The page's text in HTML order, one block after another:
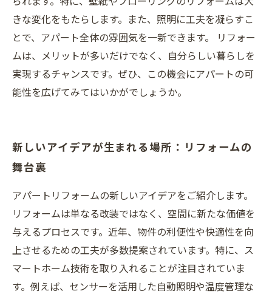
きな変化をもたらします。また、照明に工夫を凝らすこ
とで、アパート全体の雰囲気を一新できます。 リフォー
ムは、メリットが多いだけでなく、自分らしい暮らしを
実現するチャンスです。ぜひ、この機会にアパートの可
能性を広げてみてはいかがでしょうか。
新しいアイデアが生まれる場所：リフォームの
舞台裏
アパートリフォームの新しいアイデアをご紹介します。
リフォームは単なる改装ではなく、空間に新たな価値を
与えるプロセスです。近年、物件の利便性や快適性を向
上させるための工夫が多数提案されています。特に、ス
マートホーム技術を取り入れることが注目されていま
す。例えば、センサーを活用した自動照明や温度管理な